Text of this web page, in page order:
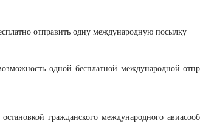
отправить одну международную посылку
одной бесплатной международной
гражданского международного